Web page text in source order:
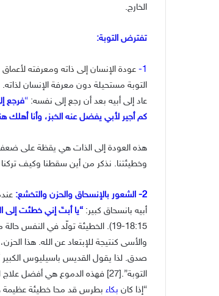
الخارج.
تفترض التوبة:
1- عودة الإنسان إلى ذاته ومعرفته
التوبة مستحيلة دون معرفة الإنسان لذاته.
عاد إلى أبيه بعد أن رجع إلى نفسه: “فرجع
كم أجير لأبي يفضل عنه الخبز، وأنا أهلك
هذه العودة إلى الذات هي يقظة على
وخطيئتنا. نذكر من أين سقطنا وكيف تركنا حبّنا
2- الشعور بالإنسحاق والحزن والتخشع:
أبيه بانسحاق كبير: “يا أبتَ إني خطئت إلى
18:15-19). الخطيئة تولّد في
والأسى كنتيجة للإبتعاد عن الله. هذا
صدق. لذا يقول القديس باسيليوس الكبير
التوبة”.[27] فهذه الدموع هي
“إذا كان بكاء بطرس قد محا خطيئة عظيمة